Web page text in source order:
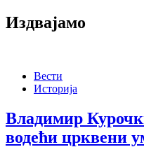
Издвајамо
Вести
Историја
Владимир
водећи црквени